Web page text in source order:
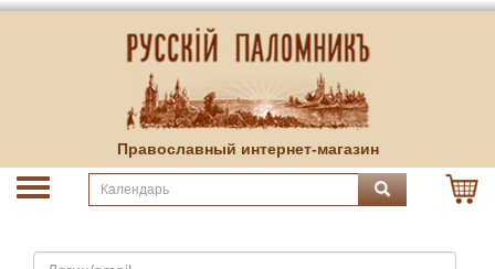
Православный интернет-магазин
Email